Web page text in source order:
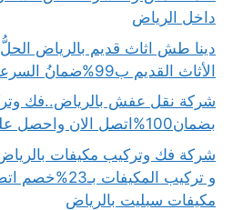
داخل الرياض
دينا طش اثاث قديم بالرياض
الأثاث القديم ب99%ضمانُ السرعةِ والأمان
شركة نقل عفش بالرياض..فك
بضمان100%اتصل الان واحصل على خصم40%
شركة فك وتركيب مكيفات
و تركيب
مكيفات سبليت بالرياض